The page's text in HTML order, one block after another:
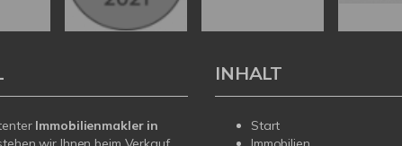
Immobilienmakler in
INHALT
Start